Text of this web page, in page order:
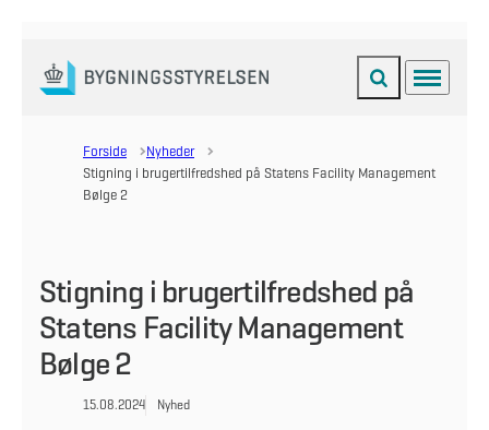
Gå til forsiden Fold søgefelt ud
Menu
Forside
Nyheder
Stigning i brugertilfredshed på Statens Facility Management
Bølge 2
Stigning i brugertilfredshed på
Statens Facility Management
Bølge 2
15.08.2024 Nyhed